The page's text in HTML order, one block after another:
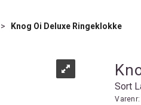
> Knog Oi Deluxe Ringeklokke
Sort
Varenr: